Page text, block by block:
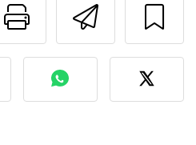
Imprimer
une
photo de